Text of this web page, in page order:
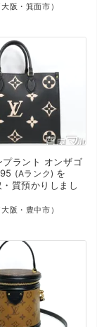
阪・箕面市）
プラント オンザゴ
Aランク を
質預かり しまし
阪・豊中市）